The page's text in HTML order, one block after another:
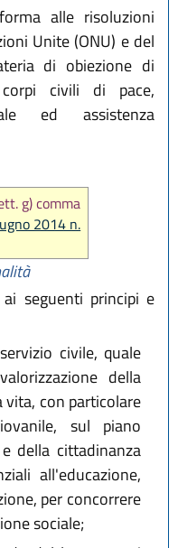
alle risoluzioni
Unite (ONU) e del
di obiezione di
corpi civili di pace,
ed assistenza
g) comma
2014 n.
seguenti principi e
civile, quale
della
con particolare
sul piano
della cittadinanza
all'educazione,
per concorrere
sociale;